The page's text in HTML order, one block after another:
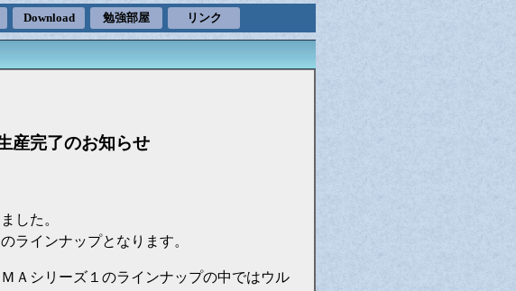
リンク
勉強部屋
産完了のお知らせ
した。
ラインナップとなります。
Ａシリーズ１のラインナップの中ではウル